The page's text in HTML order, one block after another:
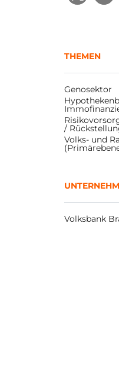
THEMEN
Genosektor
/
Volks- und
Volksbank